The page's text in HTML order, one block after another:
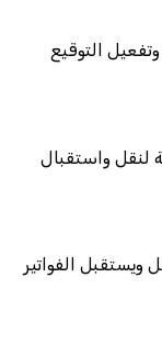
التوقيع
لنقل واستقبال
ويستقبل الفواتير